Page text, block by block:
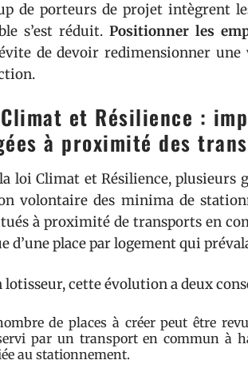
de porteurs de projet intègrent
s’est réduit.Positionner les
de devoir redimensionner
et Résilience :
à proximité des
loi Climat et Résilience, plusieurs
volontaire des minima de
à proximité de transports en
d’une place par logement qui
lotisseur, cette évolution a deux
de places à créer peut être
par un transport en commun à
au stationnement.